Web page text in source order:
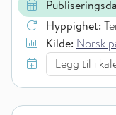
Hyppighet:
Kilde: Norsk
Legg til i